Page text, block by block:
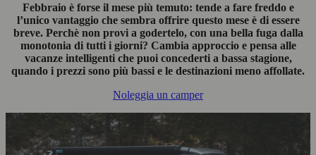
Febbraio è forse il mese più temuto: tende a fare freddo e
l’unico vantaggio che sembra offrire questo mese è di essere
breve. Perchè non provi a godertelo, con una bella fuga dalla
monotonia di tutti i giorni? Cambia approccio e pensa alle
vacanze intelligenti che puoi concederti a bassa stagione,
quando i prezzi sono più bassi e le destinazioni meno affollate.
Noleggia un camper